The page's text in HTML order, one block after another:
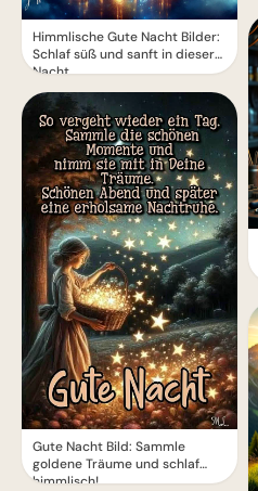
Himmlische Gute Nacht Bilder:
Schlaf süß und sanft in dieser
Nacht
Gute Nacht Bild: Sammle
goldene Träume und schlaf
himmlisch!